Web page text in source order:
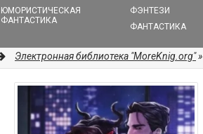
ЮМОРИСТИЧЕСКАЯ
ФАНТАСТИКА
ФЭНТЕЗИ
ФАНТАСТИКА
Электронная библиотека "MoreKnig.org"»